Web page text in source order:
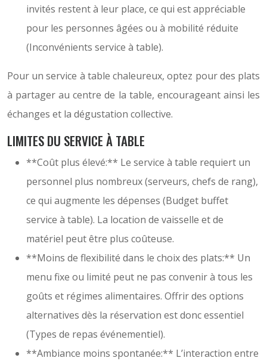
invités restent à leur place, ce qui est appréciable
pour les personnes âgées ou à mobilité réduite
(Inconvénients service à table).
Pour un service à table chaleureux, optez pour des plats
à partager au centre de la table, encourageant ainsi les
échanges et la dégustation collective.
LIMITES DU SERVICE À TABLE
**Coût plus élevé:** Le service à table requiert un
personnel plus nombreux (serveurs, chefs de rang),
ce qui augmente les dépenses (Budget buffet
service à table). La location de vaisselle et de
matériel peut être plus coûteuse.
**Moins de flexibilité dans le choix des plats:** Un
menu fixe ou limité peut ne pas convenir à tous les
goûts et régimes alimentaires. Offrir des options
alternatives dès la réservation est donc essentiel
(Types de repas événementiel).
**Ambiance moins spontanée:** L’interaction entre